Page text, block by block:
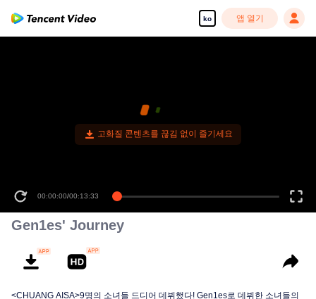
ko 앱 열기
00:00:00/00:13:33
Gen1es' Journey
<CHUANG AISA>9명의 소녀들 드디어 데뷔했다! Gen1es로 데뷔한 소녀들의